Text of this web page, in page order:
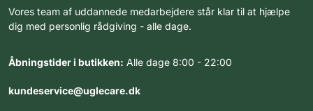
Vores team af uddannede medarbejdere står klar til at hjælpe
dig med personlig rådgiving - alle dage.
Åbningstider i butikken: Alle dage 8:00 - 22:00
kundeservice@uglecare.dk